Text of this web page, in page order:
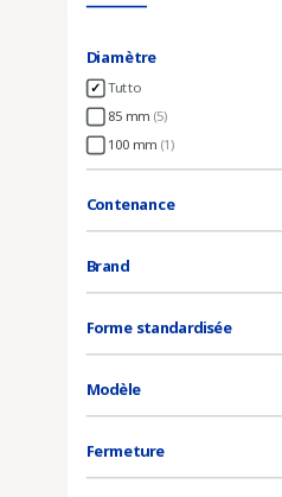
Diamètre
Tutto
85 mm (5)
100 mm (1)
Contenance
Brand
Forme standardisée
Modèle
Fermeture